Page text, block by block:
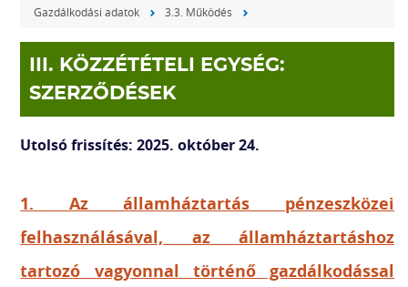
Gazdálkodási adatok
3.3. Működés
III. KÖZZÉTÉTELI EGYSÉG:
SZERZŐDÉSEK
Utolsó frissítés: 2025. október 24.
1. Az államháztartás pénzeszközei
felhasználásával, az államháztartáshoz
tartozó vagyonnal történő gazdálkodással